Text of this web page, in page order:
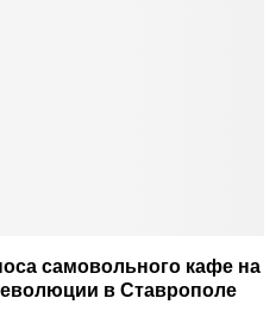
самовольного кафе на
в Ставрополе